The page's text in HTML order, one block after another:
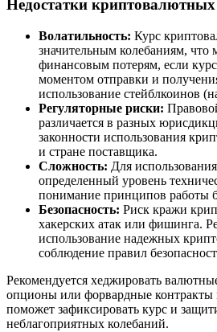
Недостатки криптовалютных
Волатильность: Курс
значительным колебаниям, что
финансовым потерям, если
моментом отправки и
использование стейблкоинов
Регуляторные риски:
различается в разных
законности использования
и стране поставщика.
Сложность: Для
определенный уровень
понимание принципов работы
Безопасность: Риск кражи
хакерских атак или фишинга.
использование надежных
соблюдение правил
Рекомендуется хеджировать
опционы или форвардные контракты
поможет зафиксировать курс и
неблагоприятных колебаний.